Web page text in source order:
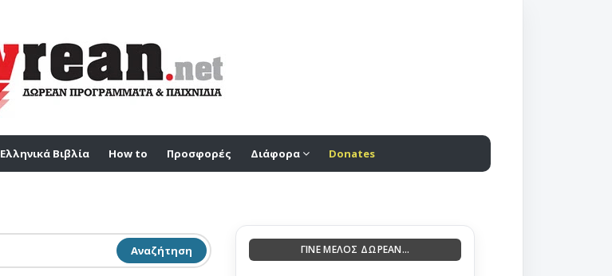
Ελληνικά Βιβλία How to Προσφορές Διάφορα Donates
Αναζήτηση ΓΙΝΕ ΜΕΛΟΣ ΔΩΡΕΑΝ...